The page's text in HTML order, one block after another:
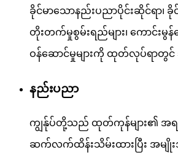
ခိုင်မာသောနည်းပညာပိုင်းဆိုင်ရာ၊ ခို
တိုးတက်မှုစွမ်းရည်များ၊ ကောင်းမွ
ဝန်ဆောင်မှုများကို ထုတ်လုပ်ရာတွ
နည်းပညာ
ကျွန်ုပ်တို့သည် ထုတ်ကုန်များ၏ အရ
ဆက်လက်ထိန်းသိမ်းထားပြီး အမျိုး